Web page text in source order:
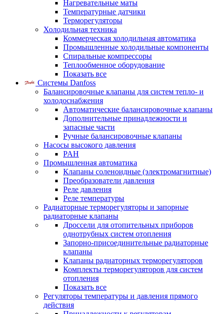
Нагревательные маты
Температурные датчики
Терморегуляторы
Холодильная техника
Коммерческая холодильная автоматика
Промышленные холодильные компоненты
Спиральные компрессоры
Теплообменное оборудование
Показать все
Системы Danfoss
Балансировочные клапаны для систем тепло- и
холодоснабжения
Автоматические балансировочные клапаны
Дополнительные принадлежности и
запасные части
Ручные балансировочные клапаны
Насосы высокого давления
PAH
Промышленная автоматика
Клапаны соленоидные (электромагнитные)
Преобразователи давления
Реле давления
Реле температуры
Радиаторные терморегуляторы и запорные
радиаторные клапаны
Дроссели для отопительных приборов
однотрубных систем отопления
Запорно-присоединительные радиаторные
клапаны
Клапаны радиаторных терморегуляторов
Комплекты терморегуляторов для систем
отопления
Показать все
Регуляторы температуры и давления прямого
действия